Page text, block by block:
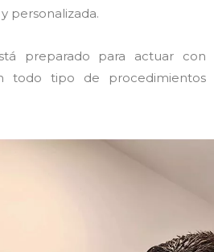
personalizada.
preparado para actuar con
todo tipo de procedimientos